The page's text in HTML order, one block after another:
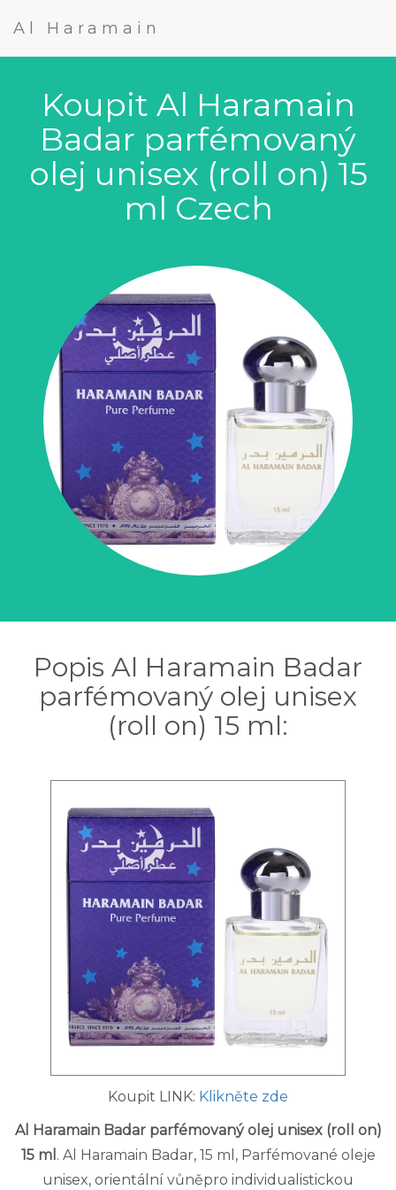
Al Haramain
Koupit Al Haramain
Badar parfémovaný
olej unisex (roll on) 15
ml Czech
Popis Al Haramain Badar
parfémovaný olej unisex
(roll on) 15 ml:
Koupit LINK: Klikněte zde
Al Haramain Badar parfémovaný olej unisex (roll on)
15 ml . Al Haramain Badar, 15 ml, Parfémované oleje
unisex, orientální vůněpro individualistickou